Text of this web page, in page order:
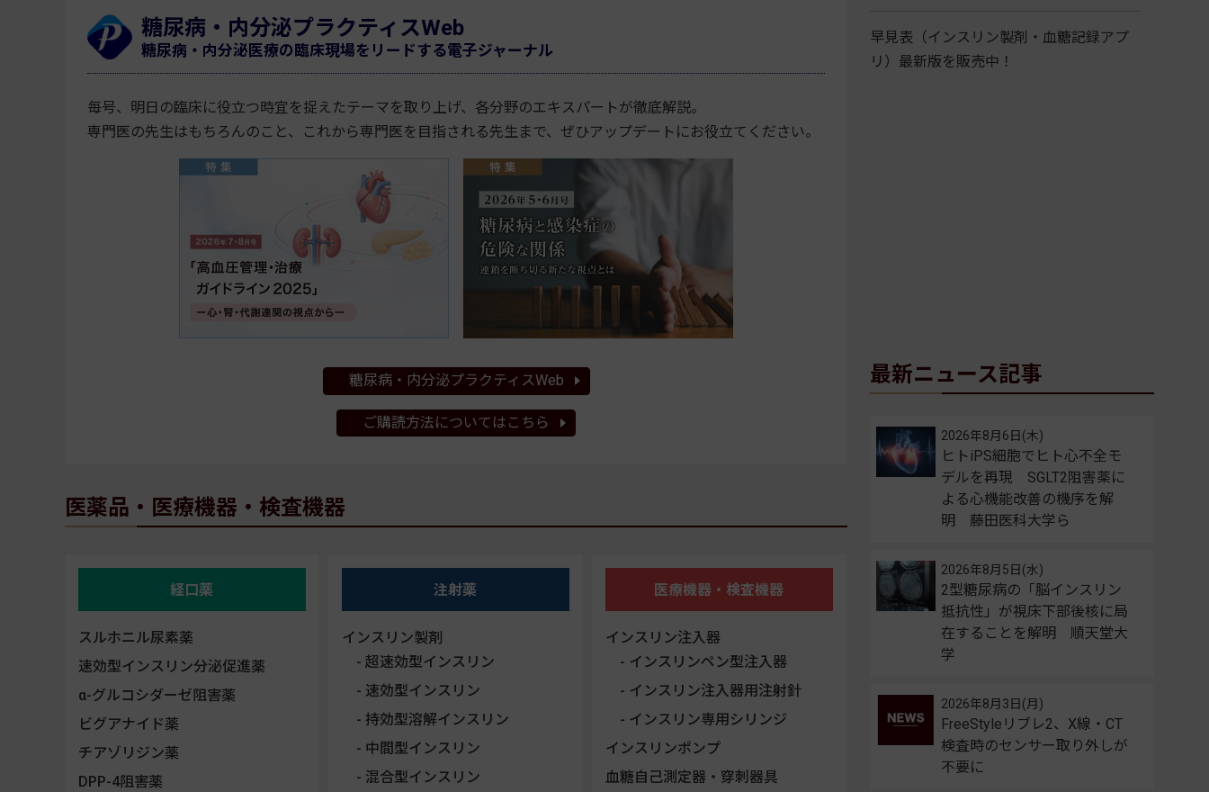
糖尿病・内分泌プラクティスWeb
糖尿病・内分泌医療の臨床現場をリードする電子ジャーナル
毎号、明日の臨床に役立つ時宜を捉えたテーマを取り上げ、各分野のエキスパートが徹底解説。
専門医の先生はもちろんのこと、これから専門医を目指される先生まで、ぜひアップデートにお役立てください。
糖尿病・内分泌プラクティスWeb
ご購読方法についてはこちら
医薬品・医療機器・検査機器
経口薬
スルホニル尿素薬
速効型インスリン分泌促進薬
α-グルコシダーゼ阻害薬
ビグアナイド薬
チアゾリジン薬
DPP-4阻害薬
注射薬
インスリン製剤
超速効型インスリン
速効型インスリン
持効型溶解インスリン
中間型インスリン
混合型インスリン
医療機器・検査機器
インスリン注入器
インスリンペン型注入器
インスリン注入器用注射針
インスリン専用シリンジ
インスリンポンプ
血糖自己測定器・穿刺器具
早見表（インスリン製剤・血糖記録アプ
リ）最新版を販売中！
最新ニュース記事
ヒトiPS細胞でヒト心不全モ
デルを再現 SGLT2阻害薬に
よる心機能改善の機序を解
明 藤田医科大学ら
2026年8月6日(木)
2型糖尿病の「脳インスリン
抵抗性」が視床下部後核に局
在することを解明 順天堂大
学
2026年8月5日(水)
FreeStyleリブレ2、X線・CT
検査時のセンサー取り外しが
不要に
2026年8月3日(月)